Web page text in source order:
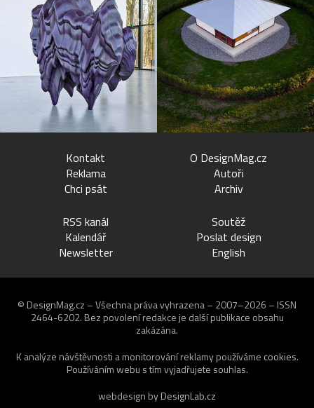
Kontakt
Reklama
Chci psát
O DesignMag.cz
Autoři
Archiv
RSS kanál
Kalendář
Newsletter
Soutěž
Poslat design
English
© DesignMag.cz – Všechna práva vyhrazena – 2007–2026 – ISSN
2464-6202. Bez povolení redakce je další publikace obsahu
zakázána.
K analýze návštěvnosti a monitorování reklamy používáme cookies.
Používáním webu s tím vyjadřujete souhlas.
webdesign byDesignLab.cz